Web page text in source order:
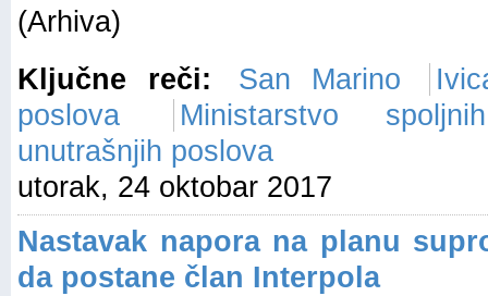
(Arhiva)
Ključne reči:
San Marino
poslova
Ministarstvo
unutrašnjih poslova
utorak, 24 oktobar 2017
Nastavak napora na planu
da postane član Interpola